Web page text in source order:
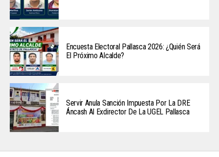
Encuesta Electoral Pallasca 2026: ¿Quién Será
El Próximo Alcalde?
Servir Anula Sanción Impuesta Por La DRE
Áncash Al Exdirector De La UGEL Pallasca